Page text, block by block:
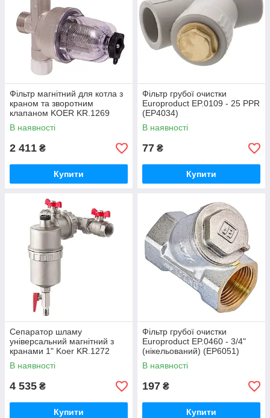
Фільтр магнітний для котла з
краном та зворотним
клапаном KOER KR.1269
(KR5893)
В наявності
2 411 ₴
Купити
Фільтр грубої очистки
Europroduct EP.0109 - 25 PPR
(EP4034)
В наявності
77 ₴
Купити
Сепаратор шламу
універсальний магнітний з
кранами 1" Koer KR.1272
(KR3124)
В наявності
4 535 ₴
Купити
Фільтр грубої очистки
Europroduct EP.0460 - 3/4"
(нікельований) (EP6051)
В наявності
197 ₴
Купити